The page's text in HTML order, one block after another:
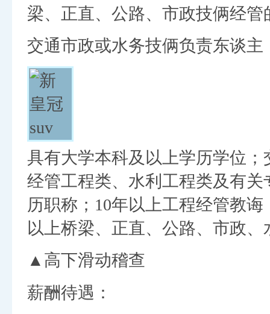
梁、正直、公路、市政技俩经
交通市政或水务技俩负责东谈主
具有大学本科及以上学历学位
经管工程类、水利工程类及有
历职称；10年以上工程经管教
以上桥梁、正直、公路、市政
▲高下滑动稽查
薪酬待遇：